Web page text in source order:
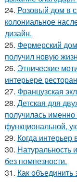
24. Розовый дом в
колониальное
дизайн.
25. Фермерский
получил новую
26. Этнические
интерьере
27. Французская
28. Детская для
получилась
функциональной,
29. Когда
30. Натуральность
без помпезности.
31. Как